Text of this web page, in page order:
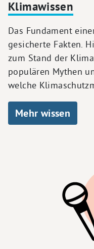
Klimawissen
Das Fundament
gesicherte Fakten.
zum Stand der
populären Mythen
welche
Mehr wissen